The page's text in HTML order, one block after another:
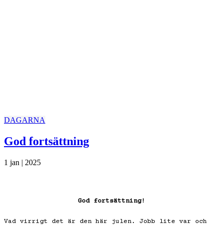
DAGARNA
God fortsättning
1 jan | 2025
God fortsättning!
Vad virrigt det är den här julen. Jobb lite var och